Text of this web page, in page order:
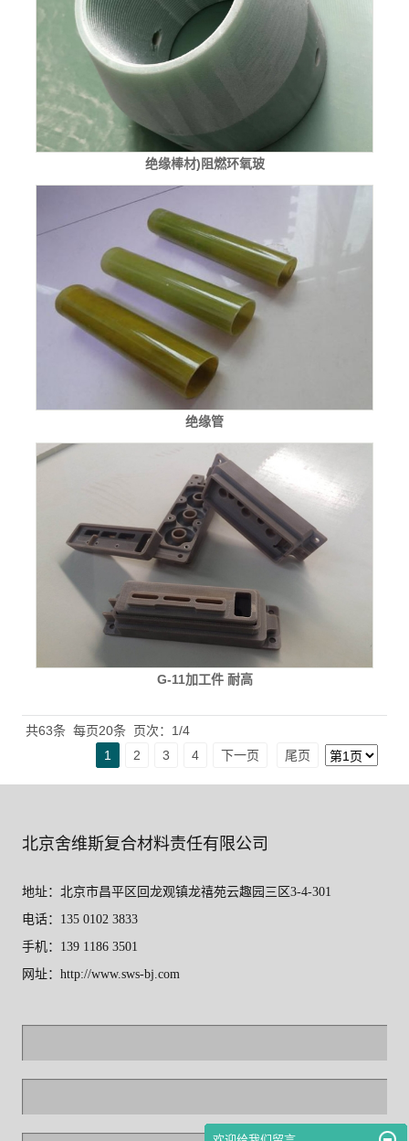
绝缘棒材)阻燃环氧玻
绝缘管
G-11加工件 耐高
共63条 每页20条 页次：1/4
1
2 3 4 下一页 尾页
北京舍维斯复合材料责任有限公司
地址：北京市昌平区回龙观镇龙禧苑云趣园三区3-4-301
电话：135 0102 3833
手机：139 1186 3501
网址：http://www.sws-bj.com